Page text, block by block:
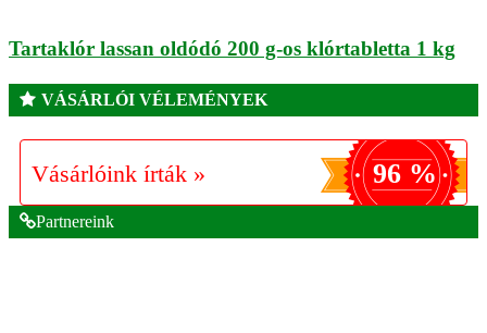
Tartaklór lassan oldódó 200 g-os klórtabletta 1 kg
VÁSÁRLÓI VÉLEMÉNYEK
Vásárlóink írták » 96 %
Partnereink